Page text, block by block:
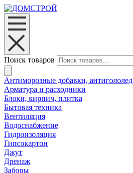
Поиск товаров
Антиморозные добавки, антигололед
Арматура и расходники
Блоки, кирпич, плитка
Бытовая техника
Вентиляция
Водоснабжение
Гидроизоляция
Гипсокартон
Джут
Дренаж
Заборы